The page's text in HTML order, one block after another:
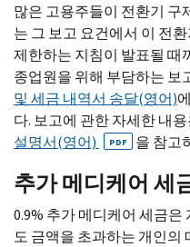
많은 고용주들이 전환기 구
는 그 보고 요건에서 이 전
제한하는 지침이 발표될 때
종업원을 위해 부담하는 보
및 세금 내역서 송달(영어)
다. 보고에 관한 자세한 내
설명서(영어)
PDF 을 참고
추가 메디케어 세
0.9% 추가 메디케어 세금
도 금액을 초과하는 개인의